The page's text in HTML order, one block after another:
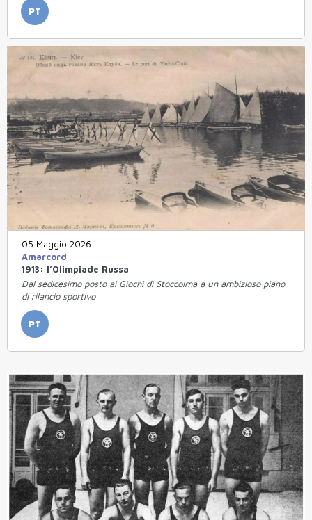
PT
05 Maggio 2026
Amarcord
1913: l’Olimpiade Russa
Dal sedicesimo posto ai Giochi di Stoccolma a un ambizioso piano
di rilancio sportivo
PT